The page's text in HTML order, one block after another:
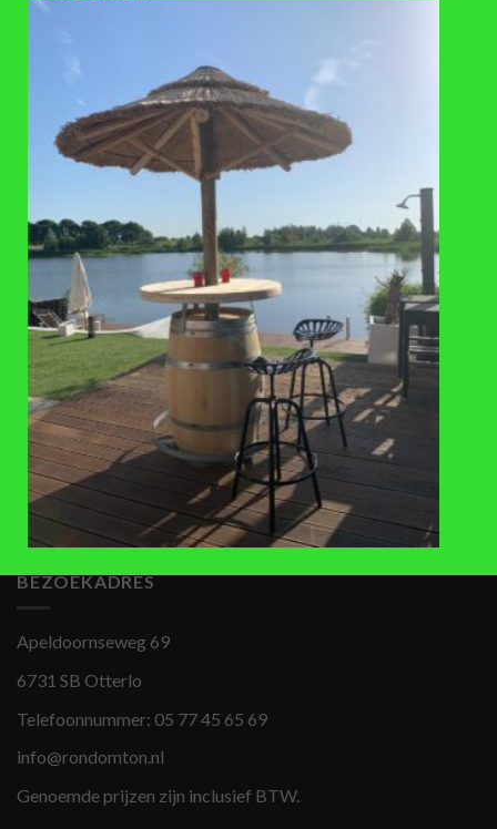
VAAK SAMEN GEKOCHT
TOEVOEGEN
AAN
VERLANGLIJST
ACCESSOIRES
Lage hardhouten
regentonverhoger, zwart, 60-
63cm, 300 liter
32,50
TOEVOEGEN
AAN
VERLANGLIJST
ACCESSOIRES
Messing snelkoppeling ¾ kraan
€12,95
BEZOEKADRES
Apeldoornseweg 69
6731 SB Otterlo
Telefoonnummer: 05 77 45 65 69
info@rondomton.nl
Genoemde prijzen zijn inclusief BTW.